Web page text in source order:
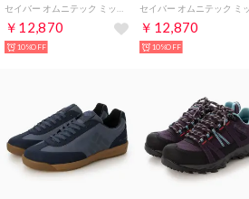
￥12,870
10%OFF
￥12,870
10%OFF